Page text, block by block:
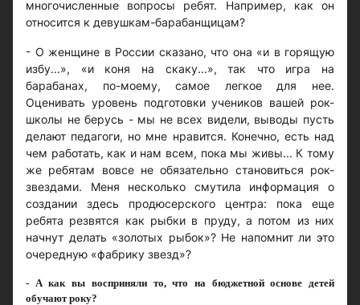
многочисленные вопросы ребят. Например, как он
относится к девушкам-барабанщицам?
- О женщине в России сказано, что она «и в горящую
избу...», «и коня на скаку...», так что игра на
барабанах, по-моему, самое легкое для нее.
Оценивать уровень подготовки учеников вашей рок-
школы не берусь - мы не всех видели, выводы пусть
делают педагоги, но мне нравится. Конечно, есть над
чем работать, как и нам всем, пока мы живы... К тому
же ребятам вовсе не обязательно становиться рок-
звездами. Меня несколько смутила информация о
создании здесь продюсерского центра: пока еще
ребята резвятся как рыбки в пруду, а потом из них
начнут делать «золотых рыбок»? Не напомнит ли это
очередную «фабрику звезд»?
- А как вы восприняли то, что на бюджетной основе детей
обучают року?